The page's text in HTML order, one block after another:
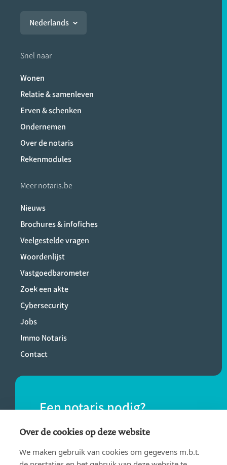
Nederlands
Snel naar
Wonen
Relatie & samenleven
Erven & schenken
Ondernemen
Over de notaris
Rekenmodules
Meer notaris.be
Nieuws
Brochures & infofiches
Veelgestelde vragen
Woordenlijst
Vastgoedbarometer
Zoek een akte
Cybersecurity
Jobs
Immo Notaris
Contact
Een notaris nodig?
Vind eenvoudig een notaris bij jou in de
buurt.
Over de cookies op deze website
We maken gebruik van cookies om gegevens m.b.t.